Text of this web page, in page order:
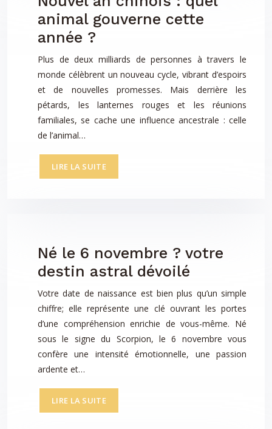
animal gouverne cette
année ?
Plus de deux milliards de personnes à travers le
monde célèbrent un nouveau cycle, vibrant d’espoirs
et de nouvelles promesses. Mais derrière les
pétards, les lanternes rouges et les réunions
familiales, se cache une influence ancestrale : celle
de l’animal…
LIRE LA SUITE
Né le 6 novembre ? votre
destin astral dévoilé
Votre date de naissance est bien plus qu’un simple
chiffre; elle représente une clé ouvrant les portes
d’une compréhension enrichie de vous-même. Né
sous le signe du Scorpion, le 6 novembre vous
confère une intensité émotionnelle, une passion
ardente et…
LIRE LA SUITE